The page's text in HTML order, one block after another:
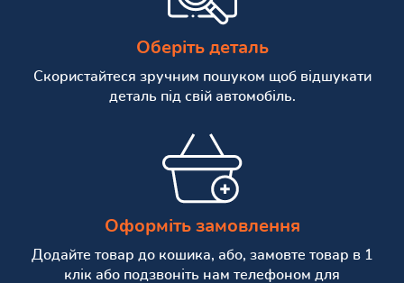
Оберіть деталь
Скористайтеся зручним пошуком щоб відшукати
деталь під свій автомобіль.
Оформіть замовлення
Додайте товар до кошика, або, замовте товар в 1
клік або подзвоніть нам телефоном для